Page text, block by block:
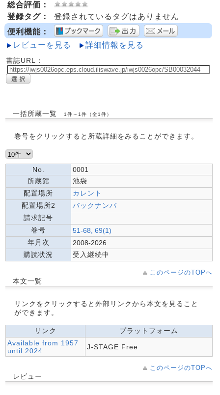
総合評価：
登録タグ：
登録されているタグはありません
便利機能：
レビューを見る
詳細情報を見る
書誌URL：
一括所蔵一覧 1件～1件（全1件）
巻号をクリックすると所蔵詳細をみることができます。
No.
0001
所蔵館
池袋
配置場所
カレント
配置場所2
バックナンバ
請求記号
巻号
51-68, 69(1)
年月次
2008-2026
購読状況
受入継続中
このページのTOPへ
本文一覧
リンクをクリックすると外部リンクから本文を見ること
ができます。
リンク
プラットフォーム
Available from 1957
until 2024
J-STAGE Free
このページのTOPへ
レビュー